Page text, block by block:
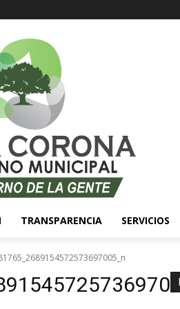
TRANSPARENCIA SERVICIOS